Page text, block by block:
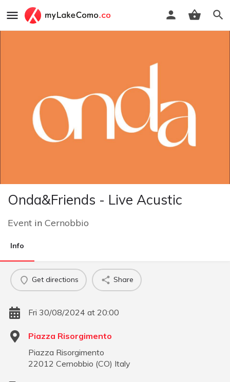
Onda&Friends - Live Acustic
Event in Cernobbio
Info
Get directions Share
Fri 30/08/2024 at 20:00
Piazza Risorgimento
Piazza Risorgimento
22012 Cernobbio (CO) Italy